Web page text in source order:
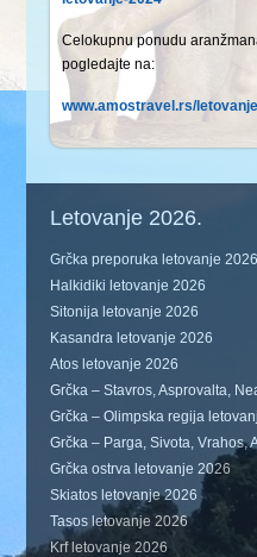
Celokupnu ponudu
pogledajte na:
www.amostravel.rs/letovanje
Letovanje 2026.
Grčka preporuka letovanje 2026
Halkidiki letovanje 2026
Sitonija letovanje 2026
Kasandra letovanje 2026
Atos letovanje 2026
Grčka – Stavros, Asprovalta,
Grčka – Olimpska regija
Grčka – Parga, Sivota, Vrahos,
Grčka ostrva letovanje 2026
Skiatos letovanje 2026
Tasos letovanje 2026
Krf letovanje 2026